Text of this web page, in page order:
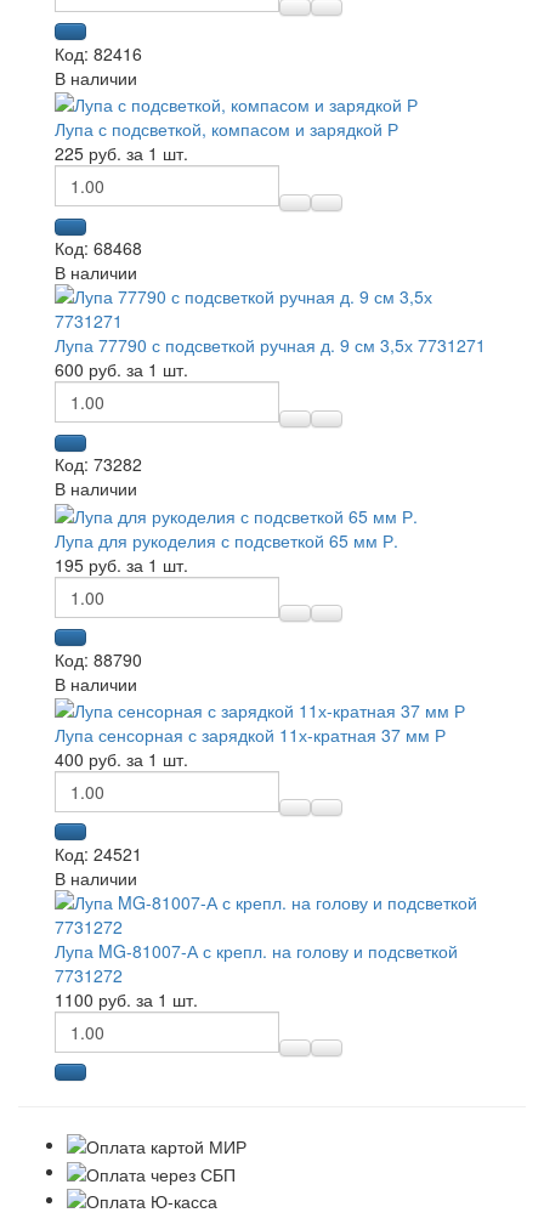
Код: 82416
В наличии
Лупа с подсветкой, компасом и зарядкой Р
225 руб. за 1 шт.
Код: 68468
В наличии
Лупа 77790 с подсветкой ручная д. 9 см 3,5х 7731271
600 руб. за 1 шт.
Код: 73282
В наличии
Лупа для рукоделия с подсветкой 65 мм Р.
195 руб. за 1 шт.
Код: 88790
В наличии
Лупа сенсорная с зарядкой 11х-кратная 37 мм Р
400 руб. за 1 шт.
Код: 24521
В наличии
Лупа MG-81007-А с крепл. на голову и подсветкой
7731272
1100 руб. за 1 шт.